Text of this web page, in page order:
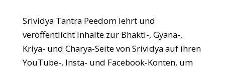
Srividya Tantra Peedom lehrt und
veröffentlicht Inhalte zur Bhakti-, Gyana-,
Kriya- und Charya-Seite von Srividya auf ihren
YouTube-, Insta- und Facebook-Konten, um